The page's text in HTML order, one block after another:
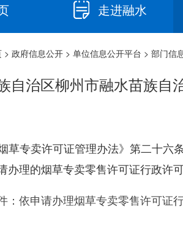
走进融水
> 政府信息公开 > 单位信息公开平台 > 部门信
自治区柳州市融水苗族自
草专卖许可证管理办法》第二十六
办理的烟草专卖零售许可证行政许
：依申请办理烟草专卖零售许可证